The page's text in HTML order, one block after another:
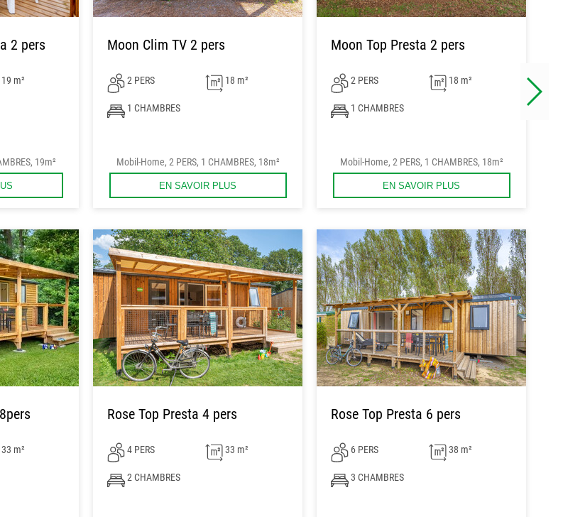
2 pers
m²
19m²
Moon Clim TV 2 pers
2 PERS 18 m²
1 CHAMBRES
Mobil-Home, 2 PERS, 1 CHAMBRES, 18m²
EN SAVOIR PLUS
Moon Top Presta 2 pers
2 PERS 18 m²
1 CHAMBRES
Mobil-Home, 2 PERS, 1 CHAMBRES, 18m²
EN SAVOIR PLUS
m²
Rose Top Presta 4 pers
4 PERS 33 m²
2 CHAMBRES
Rose Top Presta 6 pers
6 PERS 38 m²
3 CHAMBRES